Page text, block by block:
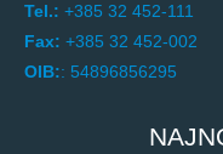
Tel.: +385 32 452-111
Fax: +385 32 452-002
OIB:: 54896856295